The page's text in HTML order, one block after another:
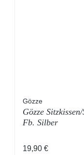
Gözze
Gözze
Fb. Silber
Regulärer Preis:
19,90 €